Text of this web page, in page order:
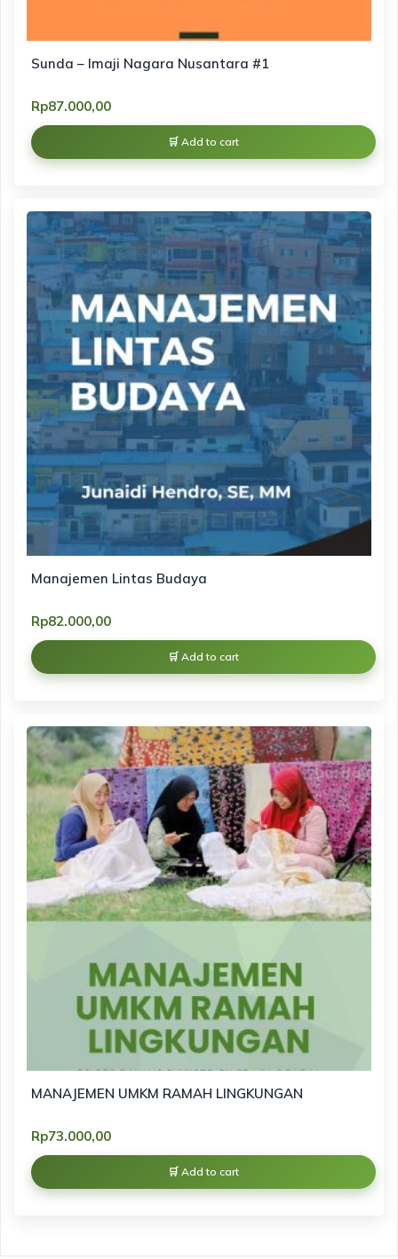
Sunda – Imaji Nagara Nusantara #1
Rp87.000,00
Add to cart
Manajemen Lintas Budaya
Rp82.000,00
Add to cart
MANAJEMEN UMKM RAMAH LINGKUNGAN
Rp73.000,00
Add to cart